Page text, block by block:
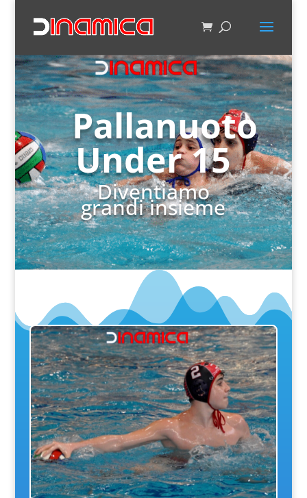
Pallanuoto
Under 15
Diventiamo
grandi insieme